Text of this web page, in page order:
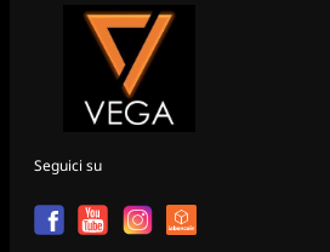
Seguici su